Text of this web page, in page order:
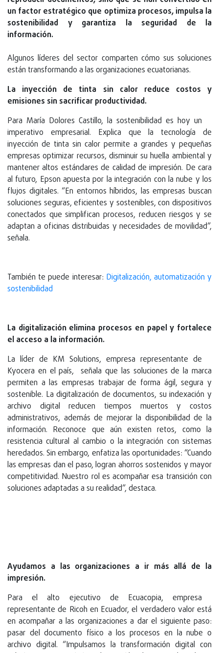
un factor estratégico que optimiza procesos, impulsa la
sostenibilidad y garantiza la seguridad de la
información.
Algunos líderes del sector comparten cómo sus soluciones
están transformando a las organizaciones ecuatorianas.
La inyección de tinta sin calor reduce costos y
emisiones sin sacrificar productividad.
Para María Dolores Castillo, la sostenibilidad es hoy un
imperativo empresarial. Explica que la tecnología de
inyección de tinta sin calor permite a grandes y pequeñas
empresas optimizar recursos, disminuir su huella ambiental y
mantener altos estándares de calidad de impresión. De cara
al futuro, Epson apuesta por la integración con la nube y los
flujos digitales. “En entornos híbridos, las empresas buscan
soluciones seguras, eficientes y sostenibles, con dispositivos
conectados que simplifican procesos, reducen riesgos y se
adaptan a oficinas distribuidas y necesidades de movilidad”,
señala.
También te puede interesar: Digitalización, automatización y
sostenibilidad
La digitalización elimina procesos en papel y fortalece
el acceso a la información.
La líder de KM Solutions, empresa representante de
Kyocera en el país, señala que las soluciones de la marca
permiten a las empresas trabajar de forma ágil, segura y
sostenible. La digitalización de documentos, su indexación y
archivo digital reducen tiempos muertos y costos
administrativos, además de mejorar la disponibilidad de la
información. Reconoce que aún existen retos, como la
resistencia cultural al cambio o la integración con sistemas
heredados. Sin embargo, enfatiza las oportunidades: “Cuando
las empresas dan el paso, logran ahorros sostenidos y mayor
competitividad. Nuestro rol es acompañar esa transición con
soluciones adaptadas a su realidad”, destaca.
Ayudamos a las organizaciones a ir más allá de la
impresión.
Para el alto ejecutivo de Ecuacopia, empresa
representante de Ricoh en Ecuador, el verdadero valor está
en acompañar a las organizaciones a dar el siguiente paso:
pasar del documento físico a los procesos en la nube o
archivo digital. “Impulsamos la transformación digital con